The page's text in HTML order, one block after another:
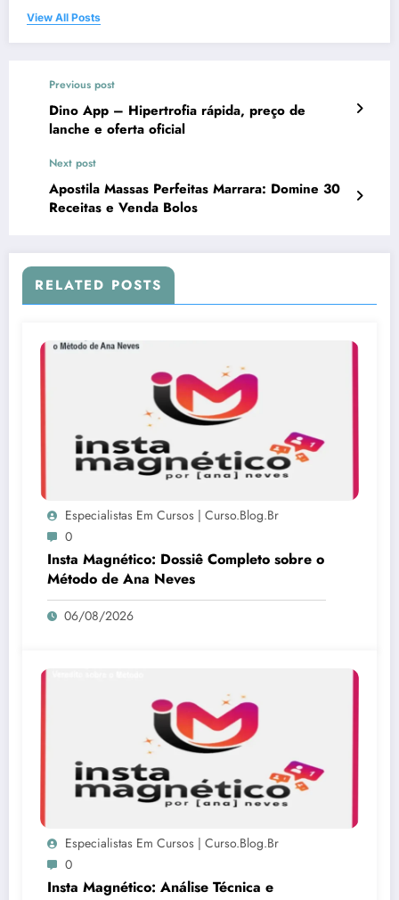
View All Posts
Previous post
Dino App – Hipertrofia rápida, preço de
lanche e oferta oficial
Next post
Apostila Massas Perfeitas Marrara: Domine 30
Receitas e Venda Bolos
RELATED POSTS
Especialistas Em Cursos | Curso.blog.br
0
Insta Magnético: Dossiê Completo sobre o
Método de Ana Neves
06/08/2026
Especialistas Em Cursos | Curso.blog.br
0
Insta Magnético: Análise Técnica e